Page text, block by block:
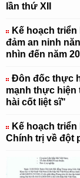
lần thứ XII
Kế hoạch triển
đảm an ninh
nhìn đến năm
Đôn đốc thực
mạnh thực hiện
hài cốt liệt sĩ"
Kế hoạch
Chính trị về đột